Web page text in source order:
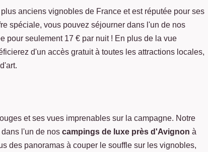
anciens vignobles de France et est réputée pour ses
spéciale, vous pouvez séjourner dans l'un de nos
pour seulement 17 € par nuit ! En plus de la vue
d'un accès gratuit à toutes les attractions locales,
et ses vues imprenables sur la campagne. Notre
l'un de nos campings de luxe près d'Avignon à
des panoramas à couper le souffle sur les vignobles,